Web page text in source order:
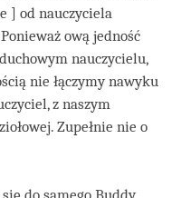
] od nauczyciela
ową jedność
nauczycielu,
nie łączymy nawyku
z naszym
Zupełnie nie o